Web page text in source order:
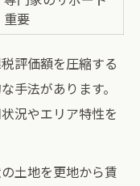
重要
評価額を圧縮する
手法があります。
況やエリア特性を
土地を更地から賃